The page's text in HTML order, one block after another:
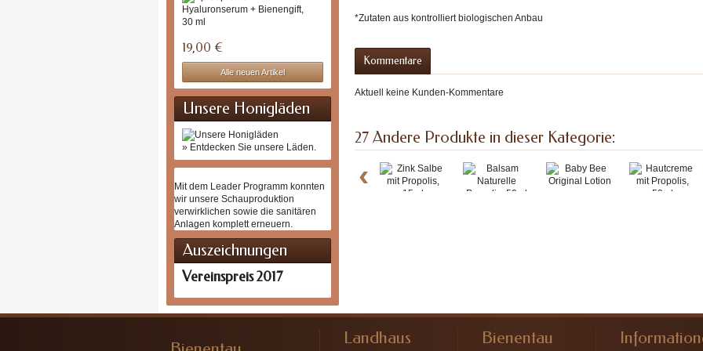
19,00 €
Alle neuen Artikel
Unsere Honigläden
» Entdecken Sie unsere Läden.
Mit dem Leader Programm konnten
wir unsere Schauproduktion
verwirklichen sowie die sanitären
Anlagen komplett erneuern.
Auszeichnungen
Vereinspreis 2017
*Zutaten aus kontrolliert biologischen Anbau
Kommentare
Aktuell keine Kunden-Kommentare
27 Andere Produkte in dieser Kategorie:
‹
Landhaus Bienentau